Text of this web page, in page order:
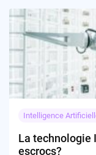
Intelligence
La technologie
escrocs?